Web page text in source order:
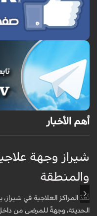
أهم الأخبار
شيراز وجهة
والمنطقة
تُعدّ المراكز العلاجية في
الحديثة، وجهةً للمرضى من داخل